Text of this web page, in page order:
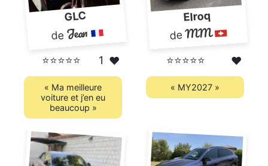
GLC
de Jean
⭐⭐⭐⭐⭐ 1 ❤️
« Ma meilleure
voiture et j’en eu
beaucoup »
Elroq
deMM
⭐⭐⭐⭐⭐ ❤️
« MY2027 »